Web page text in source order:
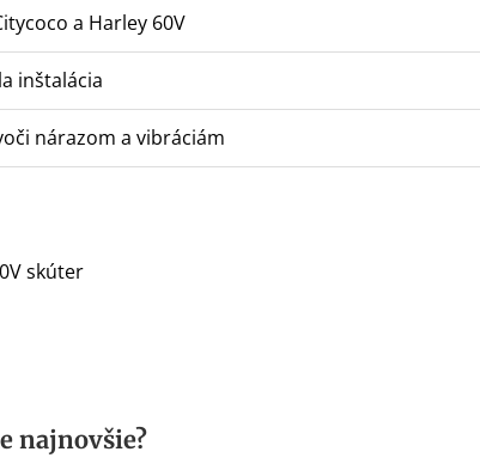
a Harley 60V
inštalácia
nárazom a vibráciám
skúter
najnovšie?